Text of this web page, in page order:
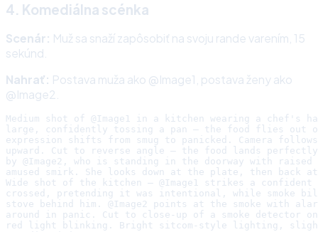
4. Komediálna scénka
Scenár: Muž sa snaží zapôsobiť na svoju rande varením, 15
sekúnd.
Nahrať: Postava muža ako @Image1, postava ženy ako
@Image2.
Medium shot of @Image1 in a kitchen wearing a chef's
large, confidently tossing a pan — the food flies out
expression shifts from smug to panicked. Camera
upward. Cut to reverse angle — the food lands
by @Image2, who is standing in the doorway with raised
amused smirk. She looks down at the plate, then back
Wide shot of the kitchen — @Image1 strikes a confident
crossed, pretending it was intentional, while smoke
stove behind him. @Image2 points at the smoke with
around in panic. Cut to close-up of a smoke detector
red light blinking. Bright sitcom-style lighting,